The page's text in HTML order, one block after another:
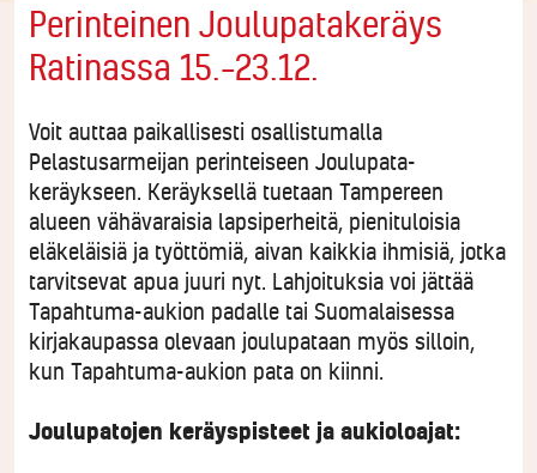
Perinteinen Joulupatakeräys
Ratinassa 15.–23.12.
Voit auttaa paikallisesti osallistumalla
Pelastusarmeijan perinteiseen Joulupata-
keräykseen. Keräyksellä tuetaan Tampereen
alueen vähävaraisia lapsiperheitä, pienituloisia
eläkeläisiä ja työttömiä, aivan kaikkia ihmisiä, jotka
tarvitsevat apua juuri nyt. Lahjoituksia voi jättää
Tapahtuma-aukion padalle tai Suomalaisessa
kirjakaupassa olevaan joulupataan myös silloin,
kun Tapahtuma-aukion pata on kiinni.
Joulupatojen keräyspisteet ja aukioloajat: